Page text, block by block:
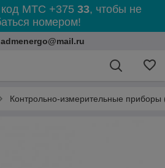
код МТС +375 33, чтобы не
номером!
Контрольно-измерительные